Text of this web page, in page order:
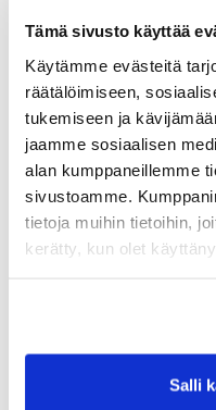
Tämä sivusto käyttää
Käytämme evästeitä
räätälöimiseen,
tukemiseen ja
jaamme sosiaalisen
alan kumppaneillemme
sivustoamme.
tietoja muihin tietoihin,
kerätty, kun olet
Salli
pe päivällinen 30 €
la possujuhla 40 €
su scramble 60 €/hlö,
tai pelilipulla 35 €/hlö)
-
Golfauto 35€/kierros tai
hyvissä ajoin:
-